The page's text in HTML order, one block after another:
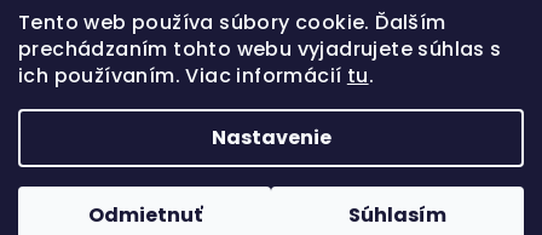
Tento web používa súbory cookie. Ďalším
prechádzaním tohto webu vyjadrujete súhlas s
ich používaním. Viac informácií tu.
Nastavenie
Odmietnuť Súhlasím
shop @babymarket.sk
+421 914 334 455
Upraviť nastavenie cookies